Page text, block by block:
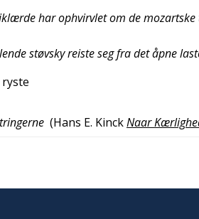
har ophvirvlet om de
støvsky reiste seg fra det åpne
ryste
(Hans E. KinckNaar